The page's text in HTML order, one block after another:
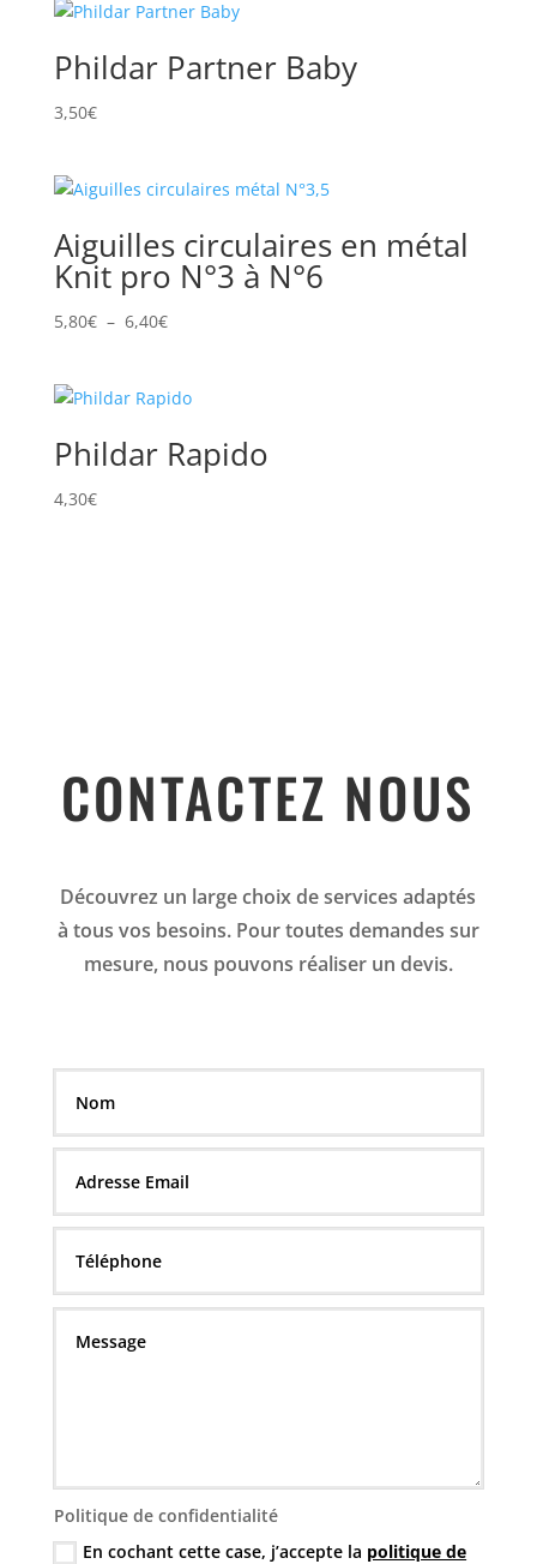
Phildar Partner Baby
3,50€
Aiguilles circulaires en métal
Knit pro N°3 à N°6
5,80€ – 6,40€Plage
5,80€
6,40€
Phildar Rapido
4,30€
CONTACTEZ NOUS
Découvrez un large choix de services adaptés
à tous vos besoins. Pour toutes demandes sur
mesure, nous pouvons réaliser un devis.
Politique de confidentialité
En cochant cette case, j’accepte la politique de